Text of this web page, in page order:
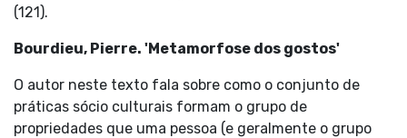
(121).
Bourdieu, Pierre. 'Metamorfose dos gostos'
O autor neste texto fala sobre como o conjunto de
práticas sócio culturais formam o grupo de
propriedades que uma pessoa (e geralmente o grupo